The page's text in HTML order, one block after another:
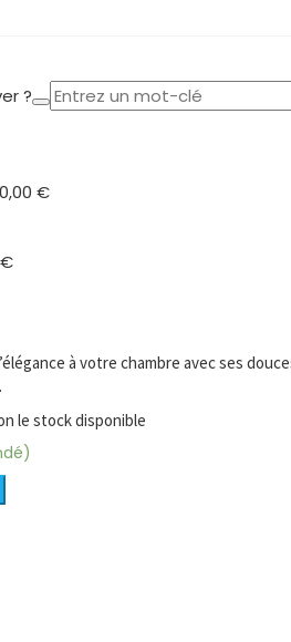
?
€
€
à votre chambre avec ses
le stock disponible